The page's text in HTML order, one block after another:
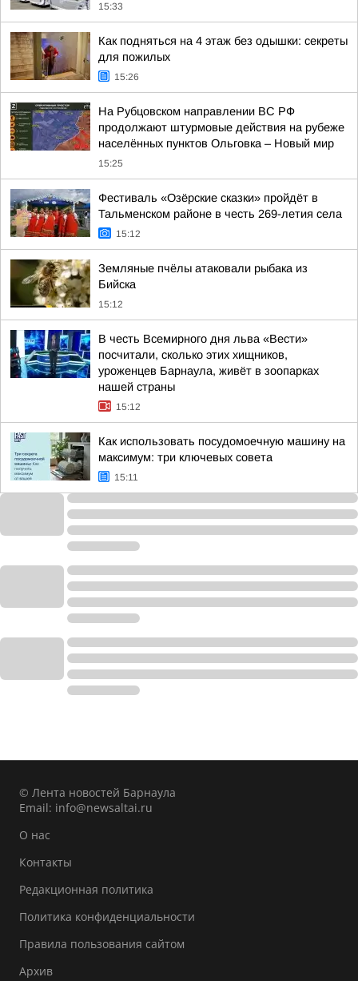
15:33
Как подняться на 4 этаж без одышки: секреты
для пожилых
15:26
На Рубцовском направлении ВС РФ
продолжают штурмовые действия на рубеже
населённых пунктов Ольговка – Новый мир
15:25
Фестиваль «Озёрские сказки» пройдёт в
Тальменском районе в честь 269-летия села
15:12
Земляные пчёлы атаковали рыбака из
Бийска
15:12
В честь Всемирного дня льва «Вести»
посчитали, сколько этих хищников,
уроженцев Барнаула, живёт в зоопарках
нашей страны
15:12
Как использовать посудомоечную машину на
максимум: три ключевых совета
15:11
© Лента новостей Барнаула
Email: info@newsaltai.ru
О нас
Контакты
Редакционная политика
Политика конфиденциальности
Правила пользования сайтом
Архив